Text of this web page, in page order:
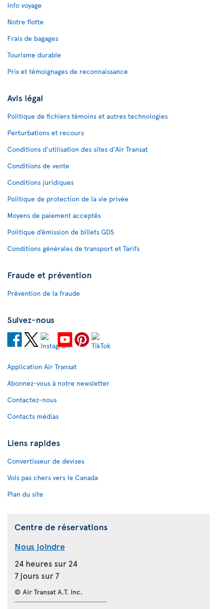
Info voyage
Notre flotte
Frais de bagages
Tourisme durable
Prix et témoignages de reconnaissance
Avis légal
Politique de fichiers témoins et autres technologies
Perturbations et recours
Conditions d’utilisation des sites d'Air Transat
Conditions de vente
Conditions juridiques
Politique de protection de la vie privée
Moyens de paiement acceptés
Politique d’émission de billets GDS
Conditions générales de transport et Tarifs
Fraude et prévention
Prévention de la fraude
Suivez-nous
Application Air Transat
Abonnez-vous à notre newsletter
Contactez-nous
Contacts médias
Liens rapides
Convertisseur de devises
Vols pas chers vers le Canada
Plan du site
Centre de réservations
Nous joindre
24 heures sur 24
7 jours sur 7
© Air Transat A.T. Inc.